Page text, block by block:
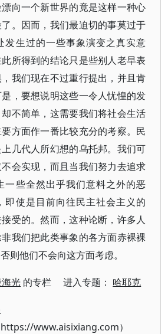
向一个新世界的竟是这样一种心
。因而，我们最迫切的事莫过于
发生过的一些事象演变之真实意
所得到的结论只是些别人老早表
我们现在不过重行提出，并且肯
，要想说明这些一令人忧惶的发
不简单，这需要我们将社会生活
方面作一番比较充分的考察。民
几代人所幻想的乌托邦。我们可
会实现，而且当我们努力去追求
一些全然出乎我们意料之外的恶
即使是目前向往民主社会主义的
受的。然而，这种论断，许多人
我们把此类事象的各方面赤裸裸
则他们不会向这方面考虑。
光 的专栏 进入专题： 哈耶克
www.aisixiang.com）